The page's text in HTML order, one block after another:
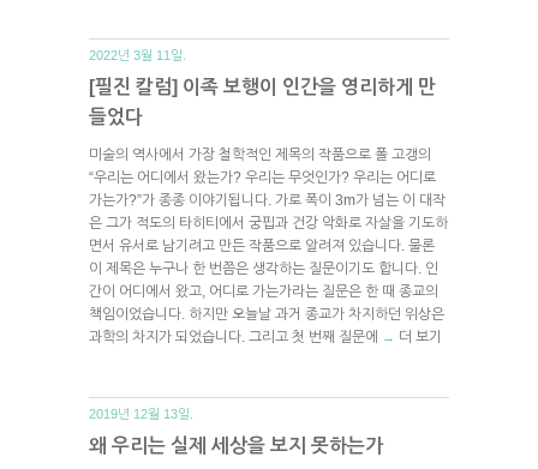
2022년 3월 11일.
[필진 칼럼] 이족 보행이 인간을 영리하게 만
들었다
미술의 역사에서 가장 철학적인 제목의 작품으로 폴 고갱의
“우리는 어디에서 왔는가? 우리는 무엇인가? 우리는 어디로
가는가?”가 종종 이야기됩니다. 가로 폭이 3m가 넘는 이 대작
은 그가 적도의 타히티에서 궁핍과 건강 악화로 자살을 기도하
면서 유서로 남기려고 만든 작품으로 알려져 있습니다. 물론
이 제목은 누구나 한 번쯤은 생각하는 질문이기도 합니다. 인
간이 어디에서 왔고, 어디로 가는가라는 질문은 한 때 종교의
책임이었습니다. 하지만 오늘날 과거 종교가 차지하던 위상은
과학의 차지가 되었습니다. 그리고 첫 번째 질문에
→ 더 보기
2019년 12월 13일.
왜 우리는 실제 세상을 보지 못하는가